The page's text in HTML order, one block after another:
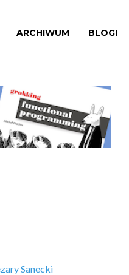
ARCHIWUM BLOGI
Sanecki